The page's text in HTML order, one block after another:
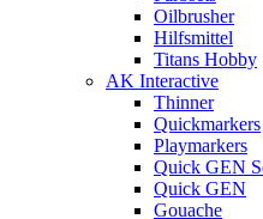
Oilbrusher
Hilfsmittel
Titans Hobby
AK Interactive
Thinner
Quickmarkers
Playmarkers
Quick GEN
Quick GEN
Gouache